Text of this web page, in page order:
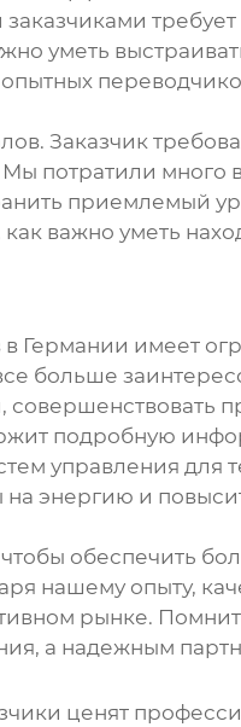
уметь
Заказчик
потратили
приемлемый
важно уметь
Германии имеет
больше
подробную
управления для
энергию и
обеспечить
нашему опыту,
рынке.
а надежным
ценят